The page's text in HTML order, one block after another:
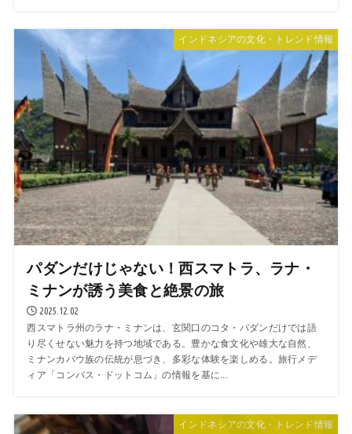
インドネシアの文化・トレンド情報
パダンだけじゃない！西スマトラ、ラナ・
ミナンが誘う美食と絶景の旅
2025.12.02
西スマトラ州のラナ・ミナンは、玄関口のコタ・パダンだけでは語
り尽くせない魅力を持つ地域である。豊かな食文化や雄大な自然、
ミナンカバウ族の伝統が息づき、多彩な体験を楽しめる。旅行メデ
ィア「コンパス・ドットコム」の情報を基に...
インドネシアの文化・トレンド情報